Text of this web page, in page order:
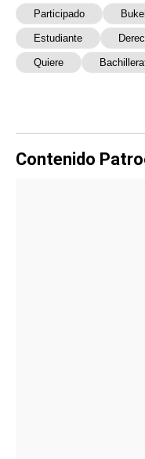
Participado
Estudiante
Quiere
Contenido